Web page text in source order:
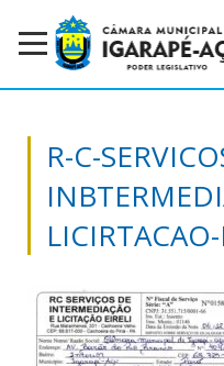
R-C-